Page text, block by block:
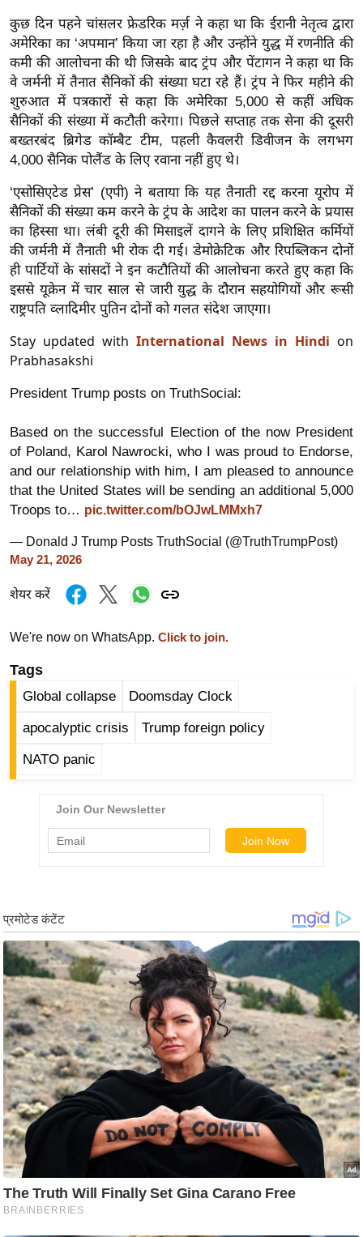
ज
ग
त
ऑ
टो
व
र्ल्ड
न्यू
ज
ब्री
फ
म
नो
रं
ज
न
ग
बॉ
ली
वु
ड
हॉ
ली
ड
ल्म
स
मी
B
e
w
s
ला
इ
फ
स्टा
इ
ल
टे
क्नॉ
लॉ
जी
ब्यू
कुछ दिन पहने चांसलर फ्रेडरिक मर्ज़ ने कहा था कि ईरानी नेतृत्व द्वारा
अमेरिका का ‘अपमान’ किया जा रहा है और उन्होंने युद्ध में रणनीति की
कमी की आलोचना की थी जिसके बाद ट्रंप और पेंटागन ने कहा था कि
वे जर्मनी में तैनात सैनिकों की संख्या घटा रहे हैं। ट्रंप ने फिर महीने की
शुरुआत में पत्रकारों से कहा कि अमेरिका 5,000 से कहीं अधिक
सैनिकों की संख्या में कटौती करेगा। पिछले सप्ताह तक सेना की दूसरी
बख्तरबंद ब्रिगेड कॉम्बैट टीम, पहली कैवलरी डिवीजन के लगभग
4,000 सैनिक पोलैंड के लिए रवाना नहीं हुए थे।
‘एसोसिएटेड प्रेस’ (एपी) ने बताया कि यह तैनाती रद्द करना यूरोप में
सैनिकों की संख्या कम करने के ट्रंप के आदेश का पालन करने के प्रयास
का हिस्सा था। लंबी दूरी की मिसाइलें दागने के लिए प्रशिक्षित कर्मियों
की जर्मनी में तैनाती भी रोक दी गई। डेमोक्रेटिक और रिपब्लिकन दोनों
ही पार्टियों के सांसदों ने इन कटौतियों की आलोचना करते हुए कहा कि
इससे यूक्रेन में चार साल से जारी युद्ध के दौरान सहयोगियों और रूसी
राष्ट्रपति व्लादिमीर पुतिन दोनों को गलत संदेश जाएगा।
Stay updated with International News in Hindi on
Prabhasakshi
President Trump posts on TruthSocial:
Based on the successful Election of the now President
of Poland, Karol Nawrocki, who I was proud to Endorse,
and our relationship with him, I am pleased to announce
that the United States will be sending an additional 5,000
Troops to… pic.twitter.com/bOJwLMMxh7
— Donald J Trump Posts TruthSocial (@TruthTrumpPost)
May 21, 2026
शेयर करें
We're now on WhatsApp. Click to join.
Tags
Global collapse Doomsday Clock
apocalyptic crisis Trump foreign policy
NATO panic